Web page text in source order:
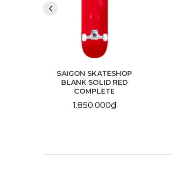
SAIGON SKATESHOP
BLANK SOLID RED
COMPLETE
1.850.000₫